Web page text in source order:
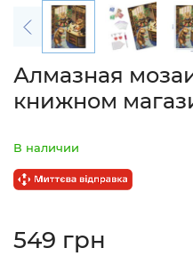
Алмазная
книжном
В наличии
549 грн